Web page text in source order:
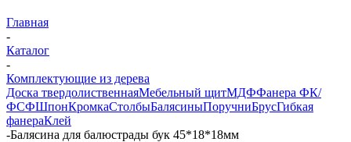
Главная
-
Каталог
-
Комплектующие из дерева
Доска твердолиственнаяМебельный щитМДФФанера ФК/
ФСФШпонКромкаСтолбыБалясиныПоручниБрусГибкая
фанераКлей
-Балясина для балюстрады бук 45*18*18мм